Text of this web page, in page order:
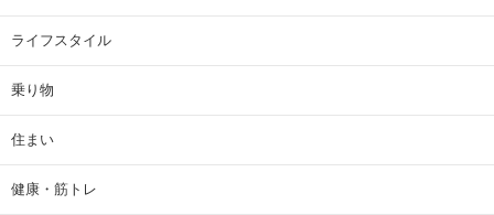
ライフスタイル
乗り物
住まい
健康・筋トレ